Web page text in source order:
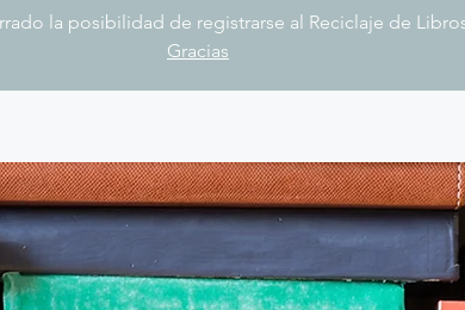
la posibilidad de registrarse al Reciclaje de
Gracias